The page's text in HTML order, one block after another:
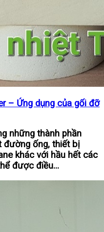
– Ứng dụng của gối đỡ
những thành phần
đường ống, thiết bị
khác với hầu hết các
được điều...